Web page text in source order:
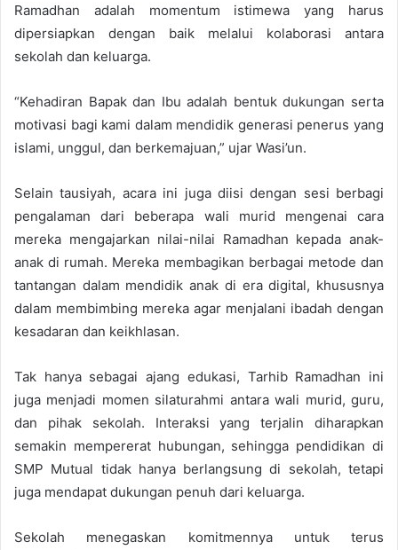
Ramadhan adalah momentum istimewa yang harus
dipersiapkan dengan baik melalui kolaborasi antara
sekolah dan keluarga.
“Kehadiran Bapak dan Ibu adalah bentuk dukungan serta
motivasi bagi kami dalam mendidik generasi penerus yang
islami, unggul, dan berkemajuan,” ujar Wasi’un.
Selain tausiyah, acara ini juga diisi dengan sesi berbagi
pengalaman dari beberapa wali murid mengenai cara
mereka mengajarkan nilai-nilai Ramadhan kepada anak-
anak di rumah. Mereka membagikan berbagai metode dan
tantangan dalam mendidik anak di era digital, khususnya
dalam membimbing mereka agar menjalani ibadah dengan
kesadaran dan keikhlasan.
Tak hanya sebagai ajang edukasi, Tarhib Ramadhan ini
juga menjadi momen silaturahmi antara wali murid, guru,
dan pihak sekolah. Interaksi yang terjalin diharapkan
semakin mempererat hubungan, sehingga pendidikan di
SMP Mutual tidak hanya berlangsung di sekolah, tetapi
juga mendapat dukungan penuh dari keluarga.
Sekolah menegaskan komitmennya untuk terus